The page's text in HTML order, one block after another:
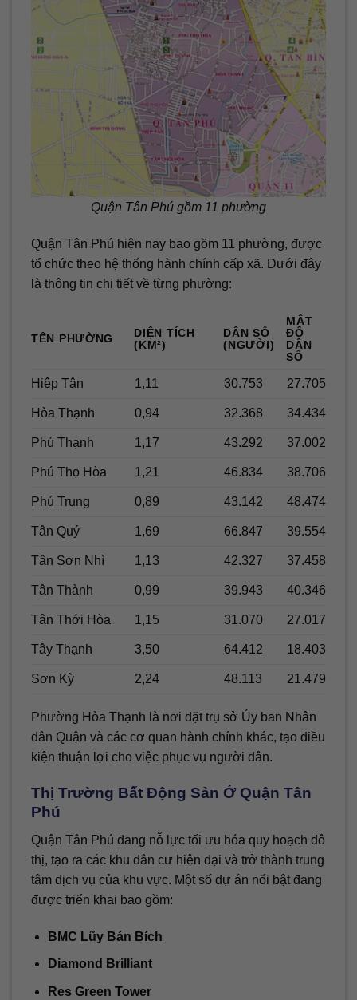
Quận Tân Phú gồm 11 phường
Quận Tân Phú hiện nay bao gồm 11 phường, được
tổ chức theo hệ thống hành chính cấp xã. Dưới đây
là thông tin chi tiết về từng phường:
TÊN PHƯỜNG
DIỆN TÍCH
(KM²)
DÂN SỐ
(NGƯỜI)
MẬT
ĐỘ
DÂN
SỐ
Hiệp Tân 1,11 30.753 27.705
Hòa Thạnh 0,94 32.368 34.434
Phú Thạnh 1,17 43.292 37.002
Phú Thọ Hòa 1,21 46.834 38.706
Phú Trung 0,89 43.142 48.474
Tân Quý 1,69 66.847 39.554
Tân Sơn Nhì 1,13 42.327 37.458
Tân Thành 0,99 39.943 40.346
Tân Thới Hòa 1,15 31.070 27.017
Tây Thạnh 3,50 64.412 18.403
Sơn Kỳ 2,24 48.113 21.479
Phường Hòa Thạnh là nơi đặt trụ sở Ủy ban Nhân
dân Quận và các cơ quan hành chính khác, tạo điều
kiện thuận lợi cho việc phục vụ người dân.
Thị Trường Bất Động Sản Ở Quận Tân
Phú
Quận Tân Phú đang nỗ lực tối ưu hóa quy hoạch đô
thị, tạo ra các khu dân cư hiện đại và trở thành trung
tâm dịch vụ của khu vực. Một số dự án nổi bật đang
được triển khai bao gồm:
BMC Lũy Bán Bích
Diamond Brilliant
Res Green Tower